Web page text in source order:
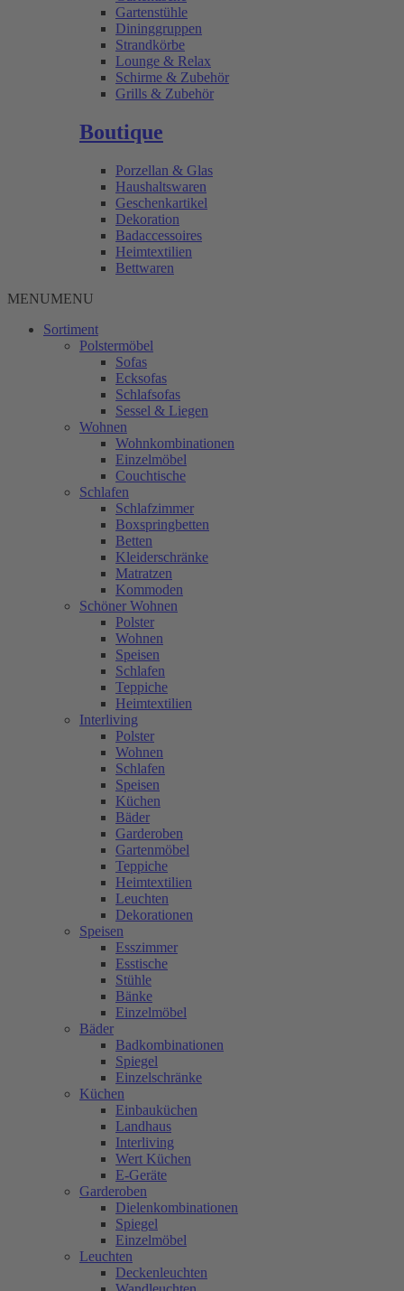
Gartenstühle
Dininggruppen
Strandkörbe
Lounge & Relax
Schirme & Zubehör
Grills & Zubehör
Boutique
Porzellan & Glas
Haushaltswaren
Geschenkartikel
Dekoration
Badaccessoires
Heimtextilien
Bettwaren
MENUMENU
Sortiment
Polstermöbel
Sofas
Ecksofas
Schlafsofas
Sessel & Liegen
Wohnen
Wohnkombinationen
Einzelmöbel
Couchtische
Schlafen
Schlafzimmer
Boxspringbetten
Betten
Kleiderschränke
Matratzen
Kommoden
Schöner Wohnen
Polster
Wohnen
Speisen
Schlafen
Teppiche
Heimtextilien
Interliving
Polster
Wohnen
Schlafen
Speisen
Küchen
Bäder
Garderoben
Gartenmöbel
Teppiche
Heimtextilien
Leuchten
Dekorationen
Speisen
Esszimmer
Esstische
Stühle
Bänke
Einzelmöbel
Bäder
Badkombinationen
Spiegel
Einzelschränke
Küchen
Einbauküchen
Landhaus
Interliving
Wert Küchen
E-Geräte
Garderoben
Dielenkombinationen
Spiegel
Einzelmöbel
Leuchten
Deckenleuchten